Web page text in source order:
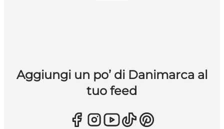
Aggiungi un po’ di Danimarca al
tuo feed